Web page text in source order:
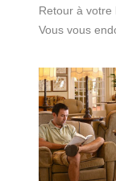
Retour à votre
Vous vous